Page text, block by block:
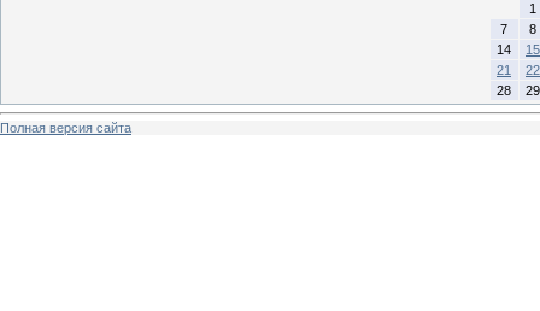
1
7
8
14
15
21
22
28
29
Полная версия сайта